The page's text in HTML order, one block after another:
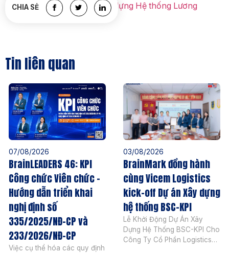
Xem thêm:
Tư vấn Xây dựng Hệ thống Lương
CHIA SẺ
Tin liên quan
07/08/2026
BrainLEADERS 46: KPI
Công chức Viên chức –
Hướng dẫn triển khai
nghị định số
335/2025/NĐ-CP và
233/2026/NĐ-CP
Việc cụ thể hóa các quy định
03/08/2026
BrainMark đồng hành
cùng Vicem Logistics
kick-off Dự án Xây dựng
hệ thống BSC-KPI
Lễ Khởi Động Dự Án Xây
Dựng Hệ Thống BSC-KPI Cho
Công Ty Cổ Phần Logistics